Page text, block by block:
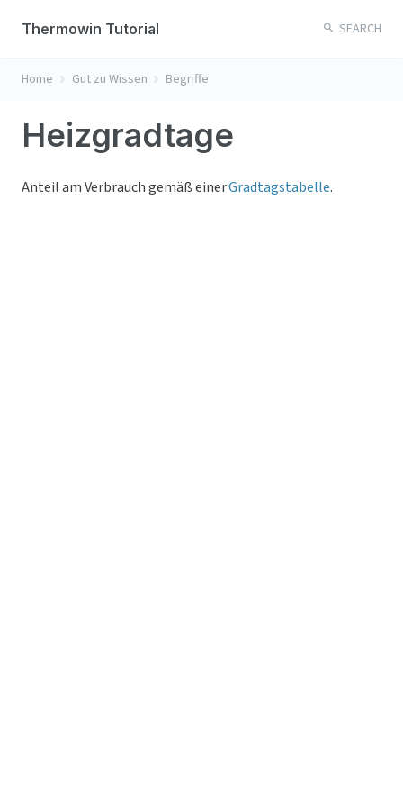
Thermowin Tutorial SEARCH
Home Gut zu Wissen Begriffe
Heizgradtage
Anteil am Verbrauch gemäß einer Gradtagstabelle.